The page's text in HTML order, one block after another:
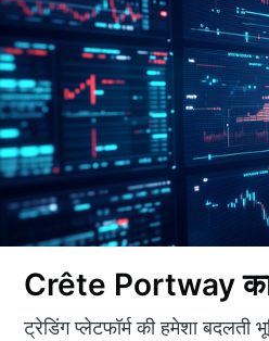
Crête Portway का
ट्रेडिंग प्लेटफॉर्म की हमेशा बदलती